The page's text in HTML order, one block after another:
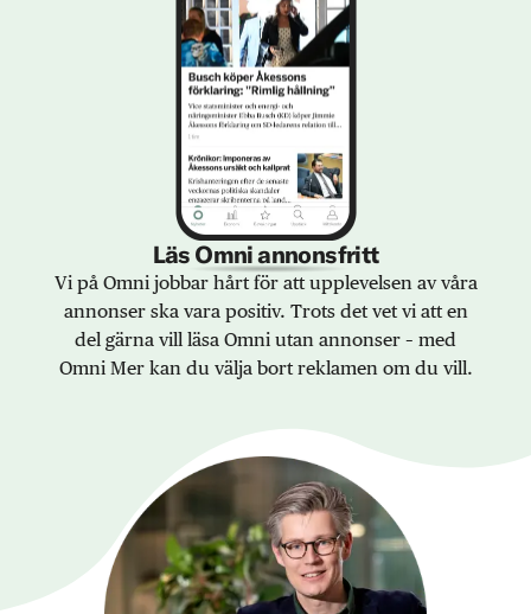
Läs Omni annonsfritt
Vi på Omni jobbar hårt för att upplevelsen av våra
annonser ska vara positiv. Trots det vet vi att en
del gärna vill läsa Omni utan annonser – med
Omni Mer kan du välja bort reklamen om du vill.